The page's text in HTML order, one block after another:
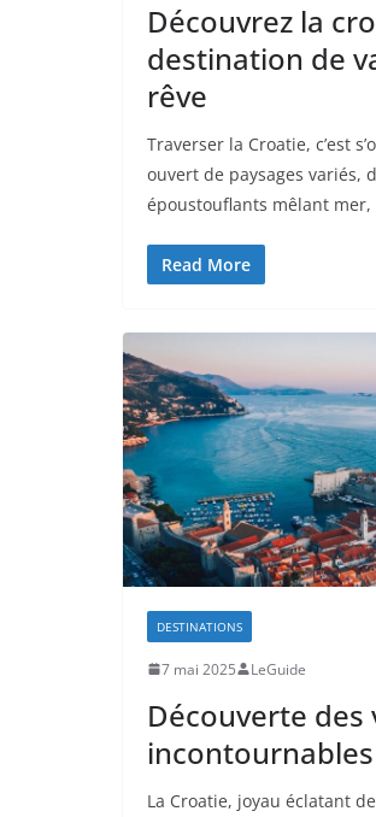
Découvrez la
destination de
rêve
Traverser la Croatie, c’est
ouvert de paysages variés,
époustouflants mêlant
Read More
DESTINATIONS
7 mai 2025 LeGuide
Découverte des
La Croatie, joyau éclatant